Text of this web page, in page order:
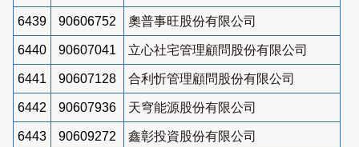
6439 90606752 奧普事旺股份有限公司
6440 90607041 立心社宅管理顧問股份有限公司
6441 90607128 合利忻管理顧問股份有限公司
6442 90607936 天穹能源股份有限公司
6443 90609272 鑫彰投資股份有限公司